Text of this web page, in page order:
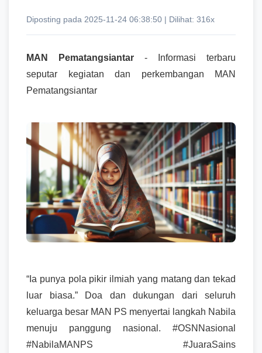
Diposting pada 2025-11-24 06:38:50 | Dilihat: 316x
MAN Pematangsiantar - Informasi terbaru
seputar kegiatan dan perkembangan MAN
Pematangsiantar
“Ia punya pola pikir ilmiah yang matang dan tekad
luar biasa.” Doa dan dukungan dari seluruh
keluarga besar MAN PS menyertai langkah Nabila
menuju panggung nasional. #OSNNasional
#NabilaMANPS #JuaraSains